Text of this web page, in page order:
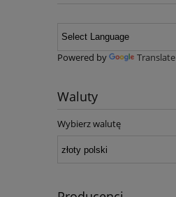
Powered by Translate
Waluty
Wybierz walutę